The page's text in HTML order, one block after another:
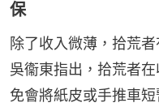
保
除了收入微薄，拾荒
吳衞東指出，拾荒者
免會將紙皮或手推車